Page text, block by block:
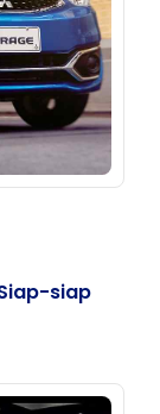
siap